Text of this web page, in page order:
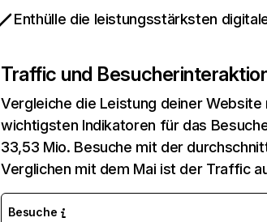
Enthülle die leistungsstärksten
Traffic und
Vergleiche die Leistung deiner
wichtigsten Indikatoren für das
33,53 Mio. Besuche mit der
Verglichen mit dem Mai ist der Traffic
Besuche